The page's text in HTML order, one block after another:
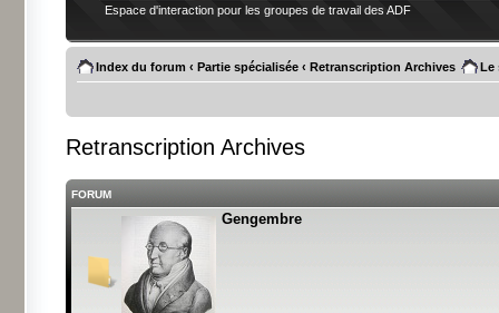
Espace d'interaction pour les groupes de travail des ADF
Index du forum ‹ Partie spécialisée ‹ Retranscription Archives Le
Retranscription Archives
FORUM
Gengembre